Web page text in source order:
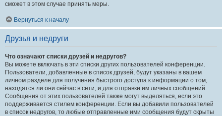
сможет в этом случае принять меры.
Вернуться к началу
Друзья и недруги
Что означают списки друзей и недругов?
Вы можете включать в эти списки других пользователей конференции.
Пользователи, добавленные в список друзей, будут указаны в вашем
личном разделе для получения быстрого доступа к информации о том,
находятся ли они сейчас в сети, и для отправки им личных сообщений.
Сообщения от этих пользователей также могут выделяться, если это
поддерживается стилем конференции. Если вы добавили пользователей
в список недругов, то любые отправленные ими сообщения будут скрыты